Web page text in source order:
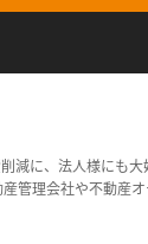
減に、法人様にも大
管理会社や不動産